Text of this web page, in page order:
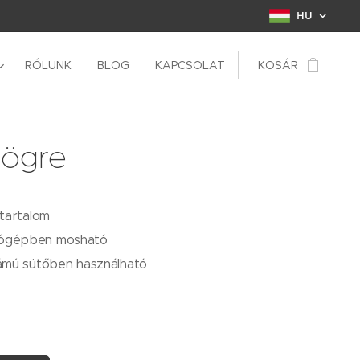
HU
RÓLUNK BLOG KAPCSOLAT KOSÁR
mosható
sütőben használható